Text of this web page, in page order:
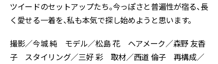
ツイードのセットアップたち。今っぽさと普遍性が宿る、長
く愛せる一着を、私も本気で探し始めようと思います。
撮影／今城 純 モデル／松島 花 ヘアメーク／森野 友香
子 スタイリング／三好 彩 取材／西道 倫子 再構成／